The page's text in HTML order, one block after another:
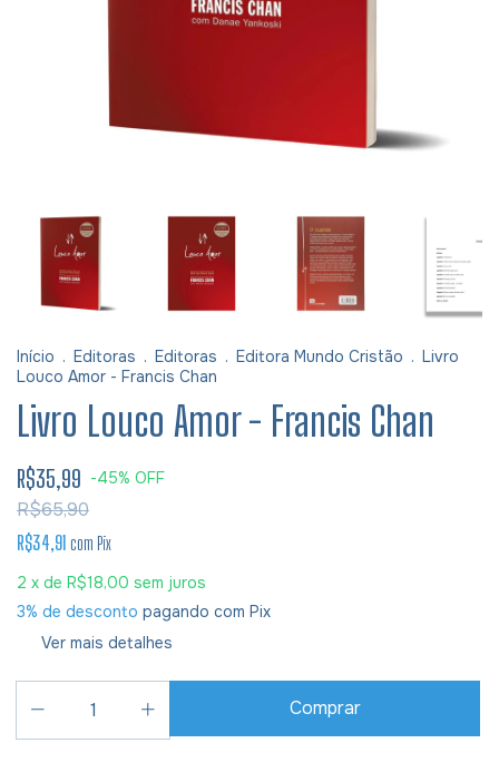
Início . Editoras . Editoras . Editora Mundo Cristão . Livro
Louco Amor - Francis Chan
Livro Louco Amor - Francis Chan
R$35,99 -45% OFF
R$65,90
R$34,91 com Pix
2 x de R$18,00 sem juros
3% de desconto pagando com Pix
Ver mais detalhes